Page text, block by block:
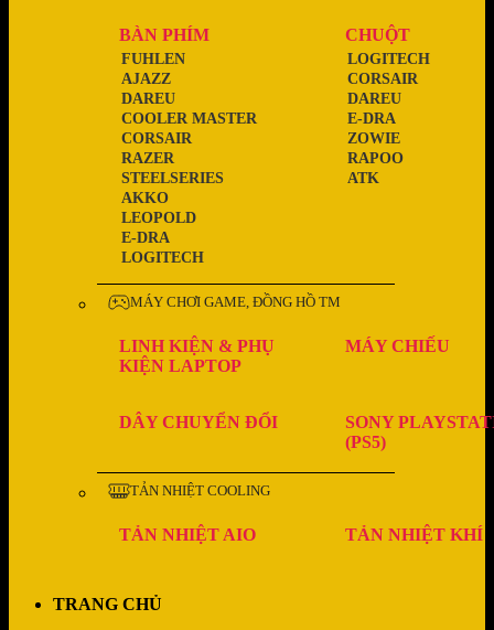
BÀN PHÍM
LOGITECH
E-DRA
LEOPOLD
AKKO
STEELSERIES
RAZER
CORSAIR
COOLER MASTER
DAREU
AJAZZ
FUHLEN
CHUỘT
ATK
RAPOO
ZOWIE
E-DRA
DAREU
CORSAIR
LOGITECH
MÁY CHƠI GAME, ĐỒNG HỒ TM
LINH KIỆN & PHỤ
KIỆN LAPTOP
MÁY CHIẾU
DÂY CHUYỂN ĐỔI
SONY
(PS5)
TẢN NHIỆT COOLING
TẢN NHIỆT AIO TẢN NHIỆT KHÍ
TRANG CHỦ